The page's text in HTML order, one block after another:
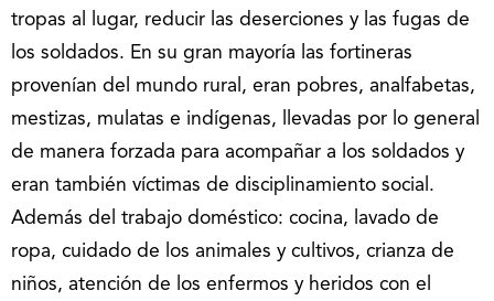
tropas al lugar, reducir las deserciones y las fugas de
los soldados. En su gran mayoría las fortineras
provenían del mundo rural, eran pobres, analfabetas,
mestizas, mulatas e indígenas, llevadas por lo general
de manera forzada para acompañar a los soldados y
eran también víctimas de disciplinamiento social.
Además del trabajo doméstico: cocina, lavado de
ropa, cuidado de los animales y cultivos, crianza de
niños, atención de los enfermos y heridos con el